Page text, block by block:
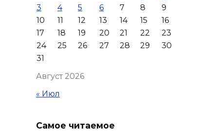
Юрий Слюсарь поздравил
донских строителей с
профессиональным
праздником и вручил
кирпичей
Август 2026
3
4 5 6 7 8
9
10
11 12 13 14 15
16
17
18 19 20 21 22
23
24
25 26 27 28 29
30
31
« Июл
Самое читаемое